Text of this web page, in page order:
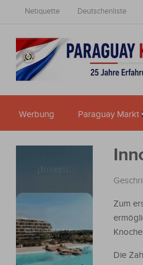
Netiquette Deutschenliste
Werbung Paraguay Markt
Zum
Die